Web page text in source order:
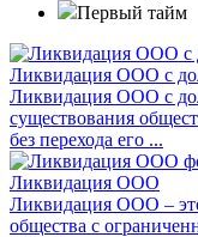
Первый тайм
Ликвидация ООО с
Ликвидация ООО с
существования
без перехода его ...
Ликвидация ООО
Ликвидация ООО –
общества с